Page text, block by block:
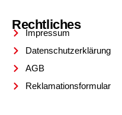
Rechtliches
Impressum
Datenschutzerklärung
AGB
Reklamationsformular